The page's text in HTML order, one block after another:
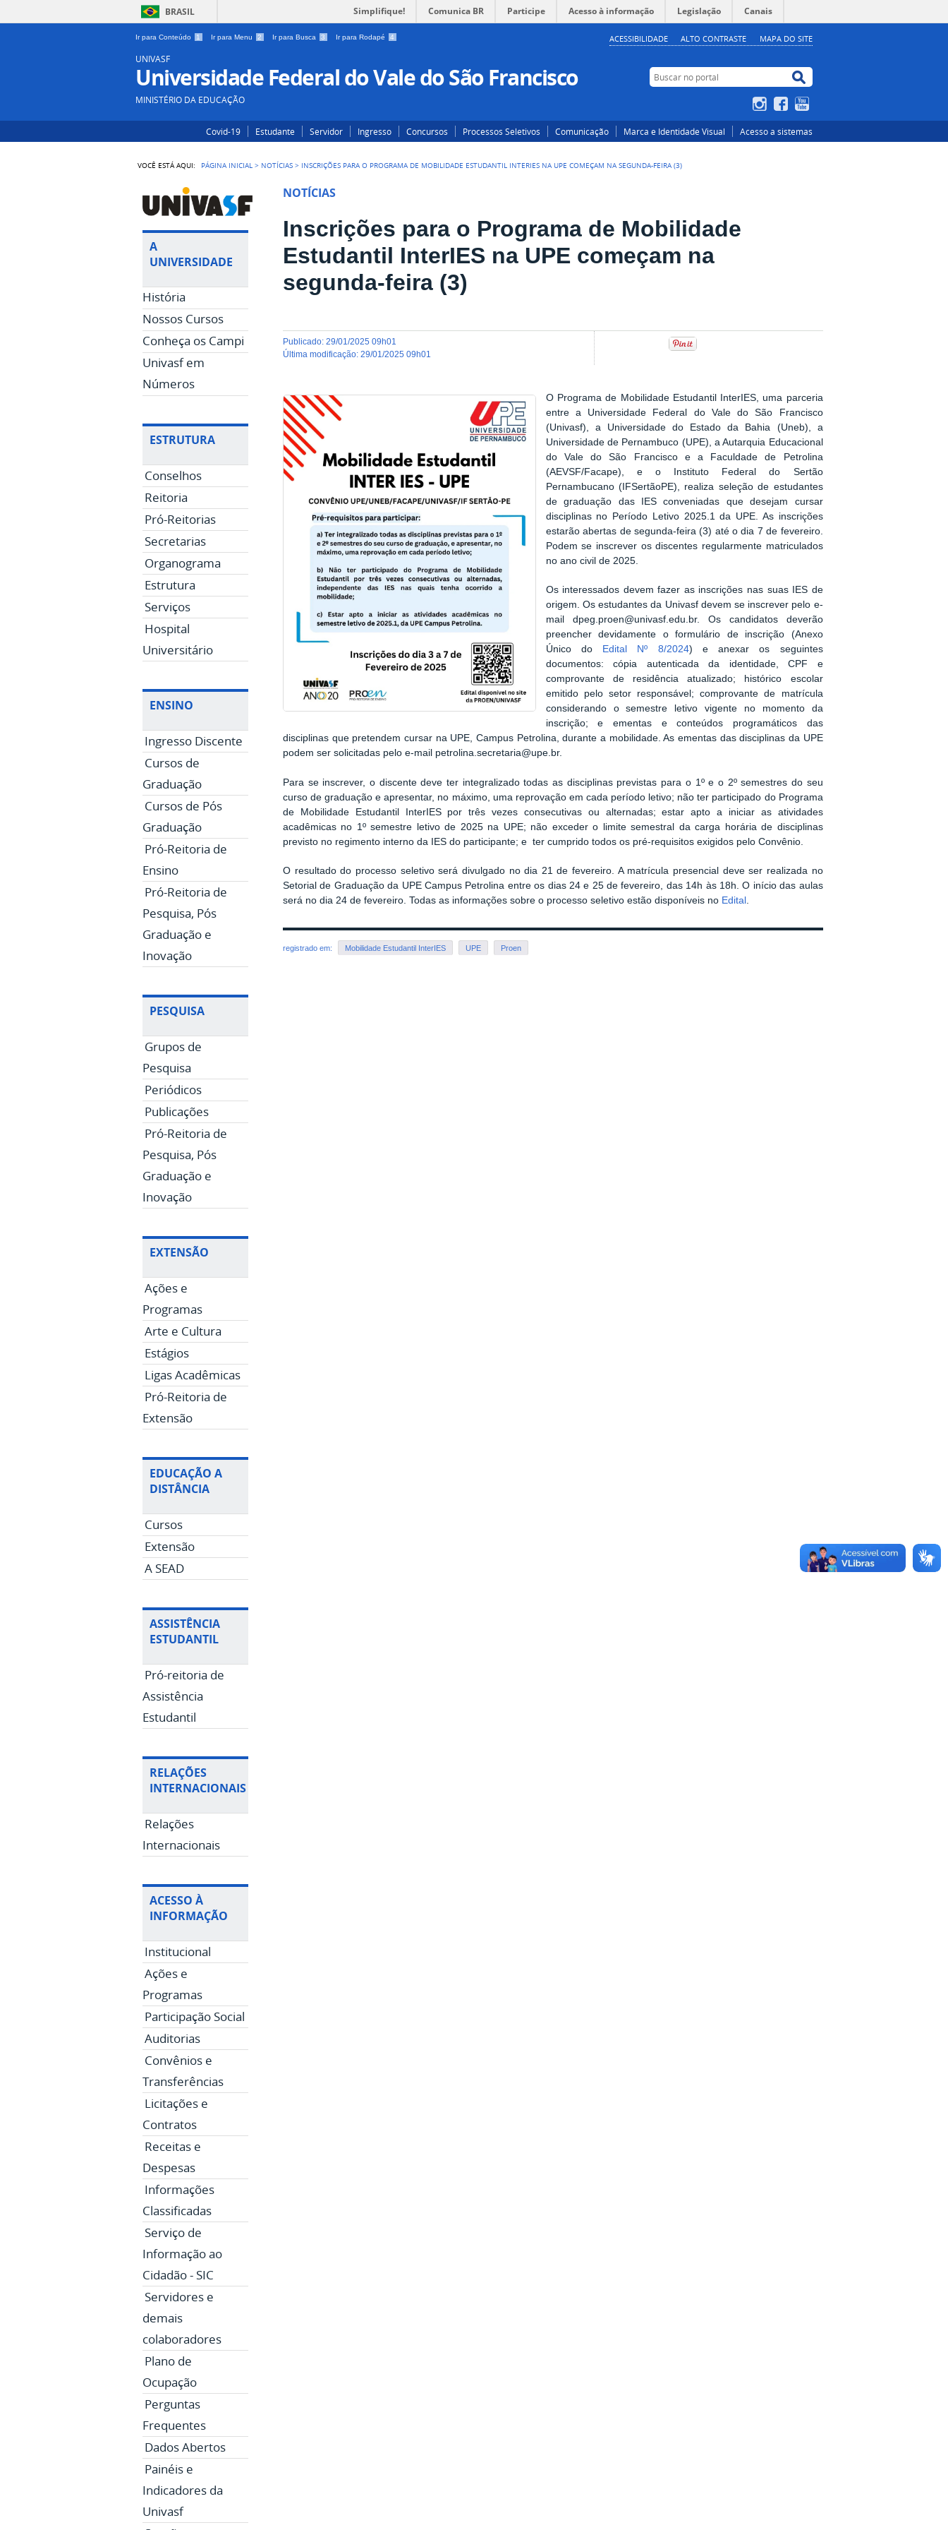
BRASIL Simplifique! Comunica BR Participe Acesso à informação Legislação Canais
Ir para Conteúdo 1 Ir para Menu 2 Ir para Busca 3 Ir para Rodapé 4 ACESSIBILIDADE ALTO CONTRASTE MAPA DO SITE
UNIVASF
Universidade Federal do Vale do São Francisco
MINISTÉRIO DA EDUCAÇÃO
Buscar no portal
Buscar no portal
InstagramFacebook
Covid-19 Estudante Servidor Ingresso Concursos Processos Seletivos Comunicação Marca e Identidade Visual Acesso a sistemas
VOCÊ ESTÁ AQUI: PÁGINA INICIAL > NOTÍCIAS > INSCRIÇÕES PARA O PROGRAMA DE MOBILIDADE ESTUDANTIL INTERIES NA UPE COMEÇAM NA SEGUNDA-FEIRA (3)
A
UNIVERSIDADE
História
Nossos Cursos
Conheça os Campi
Univasf em
Números
ESTRUTURA
Conselhos
Reitoria
Pró-Reitorias
Secretarias
Organograma
Estrutura
Serviços
Hospital
Universitário
ENSINO
Ingresso Discente
Cursos de
Graduação
Cursos de Pós
Graduação
Pró-Reitoria de
Ensino
Pró-Reitoria de
Pesquisa, Pós
Graduação e
Inovação
PESQUISA
Grupos de
Pesquisa
Periódicos
Publicações
Pró-Reitoria de
Pesquisa, Pós
Graduação e
Inovação
EXTENSÃO
Ações e
Programas
Arte e Cultura
Estágios
Ligas Acadêmicas
Pró-Reitoria de
Extensão
EDUCAÇÃO A
DISTÂNCIA
Cursos
Extensão
A SEAD
ASSISTÊNCIA
ESTUDANTIL
Pró-reitoria de
Assistência
Estudantil
RELAÇÕES
INTERNACIONAIS
Relações
Internacionais
ACESSO À
INFORMAÇÃO
Institucional
Ações e
Programas
Participação Social
Auditorias
Convênios e
Transferências
Licitações e
Contratos
Receitas e
Despesas
Informações
Classificadas
Serviço de
Informação ao
Cidadão - SIC
Servidores e
demais
colaboradores
Plano de
Ocupação
Perguntas
Frequentes
Dados Abertos
Painéis e
Indicadores da
Univasf
NOTÍCIAS
Inscrições para o Programa de Mobilidade
Estudantil InterIES na UPE começam na
segunda-feira (3)
publicado:29/01/2025 09h01
última modificação:29/01/2025 09h01
O Programa de Mobilidade Estudantil InterIES, uma parceria
entre a Universidade Federal do Vale do São Francisco
(Univasf), a Universidade do Estado da Bahia (Uneb), a
Universidade de Pernambuco (UPE), a Autarquia Educacional
do Vale do São Francisco e a Faculdade de Petrolina
(AEVSF/Facape), e o Instituto Federal do Sertão
Pernambucano (IFSertãoPE), realiza seleção de estudantes
de graduação das IES conveniadas que desejam cursar
disciplinas no Período Letivo 2025.1 da UPE. As inscrições
estarão abertas de segunda-feira (3) até o dia 7 de fevereiro.
Podem se inscrever os discentes regularmente matriculados
no ano civil de 2025.
Os interessados devem fazer as inscrições nas suas IES de
origem. Os estudantes da Univasf devem se inscrever pelo e-
mail dpeg.proen@univasf.edu.br. Os candidatos deverão
preencher devidamente o formulário de inscrição (Anexo
Único do
Edital Nº 8/2024) e anexar os seguintes
documentos: cópia autenticada da identidade, CPF e
comprovante de residência atualizado; histórico escolar
emitido pelo setor responsável; comprovante de matrícula
considerando o semestre letivo vigente no momento da
inscrição; e ementas e conteúdos programáticos das
disciplinas que pretendem cursar na UPE, Campus Petrolina, durante a mobilidade. As ementas das disciplinas da UPE
podem ser solicitadas pelo e-mail petrolina.secretaria@upe.br.
Para se inscrever, o discente deve ter integralizado todas as disciplinas previstas para o 1º e o 2º semestres do seu
curso de graduação e apresentar, no máximo, uma reprovação em cada período letivo; não ter participado do Programa
de Mobilidade Estudantil InterIES por três vezes consecutivas ou alternadas; estar apto a iniciar as atividades
acadêmicas no 1º semestre letivo de 2025 na UPE; não exceder o limite semestral da carga horária de disciplinas
previsto no regimento interno da IES do participante; e ter cumprido todos os pré-requisitos exigidos pelo Convênio.
O resultado do processo seletivo será divulgado no dia 21 de fevereiro. A matrícula presencial deve ser realizada no
Setorial de Graduação da UPE Campus Petrolina entre os dias 24 e 25 de fevereiro, das 14h às 18h. O início das aulas
será no dia 24 de fevereiro. Todas as informações sobre o processo seletivo estão disponíveis no Edital .
registrado em: Mobilidade Estudantil InterIES UPE Proen